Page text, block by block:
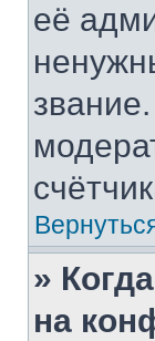
её
»
на